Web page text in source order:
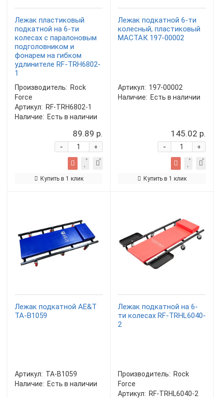
Лежак пластиковый
подкатной на 6-ти
колесах с паралоновым
подголовником и
фонарем на гибком
удлинителе RF-TRH6802-
1
Производитель: Rock
Force
Артикул: RF-TRH6802-1
Наличие: Есть в наличии
89.89 р.
+
-
Купить в 1 клик
Лежак подкатной 6-ти
колесный, пластиковый
МАСТАК 197-00002
Артикул: 197-00002
Наличие: Есть в наличии
145.02 р.
+
-
Купить в 1 клик
Лежак подкатной AE&T
TA-B1059
Артикул: TA-B1059
Наличие: Есть в наличии
Лежак подкатной на 6-
ти колесах RF-TRHL6040-
2
Производитель: Rock
Force
Артикул: RF-TRHL6040-2